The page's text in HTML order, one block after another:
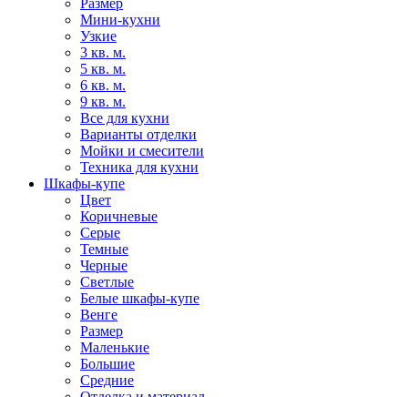
Размер
Мини-кухни
Узкие
3 кв. м.
5 кв. м.
6 кв. м.
9 кв. м.
Все для кухни
Варианты отделки
Мойки и смесители
Техника для кухни
Шкафы-купе
Цвет
Коричневые
Серые
Темные
Черные
Светлые
Белые шкафы-купе
Венге
Размер
Маленькие
Большие
Средние